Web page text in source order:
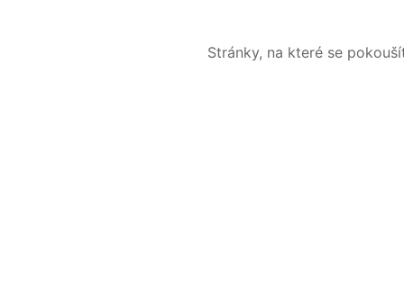
Stránky, na které se